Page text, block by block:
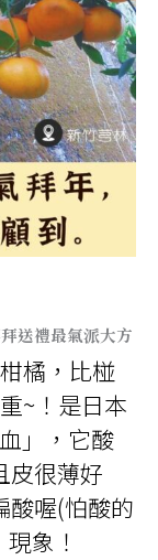
送禮最氣派大方
橘，比椪
~！是日本
」，它酸
皮很薄好
酸喔(怕酸的
象！